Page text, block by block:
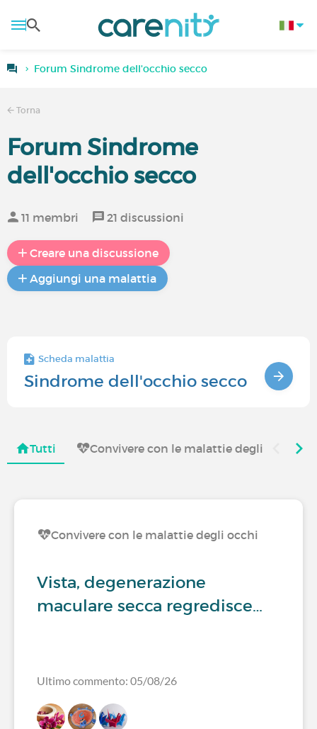
Forum Sindrome dell'occhio secco
Torna
Forum Sindrome
dell'occhio secco
11 membri 21 discussioni
Creare una discussione
Aggiungi una malattia
Scheda malattia
Sindrome dell'occhio secco
Tutti Convivere con le malattie degli occhi
Convivere con le malattie degli occhi
Vista, degenerazione
maculare secca regredisce…
Ultimo commento: 05/08/26